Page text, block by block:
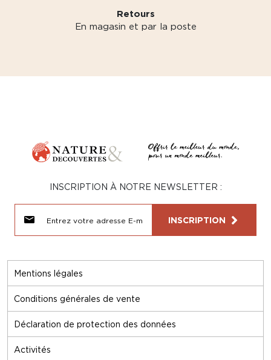
Retours
En magasin et par la poste
Mentions légales
Conditions générales de vente
Déclaration de protection des données
Activités
INSCRIPTION À NOTRE NEWSLETTER :
INSCRIPTION